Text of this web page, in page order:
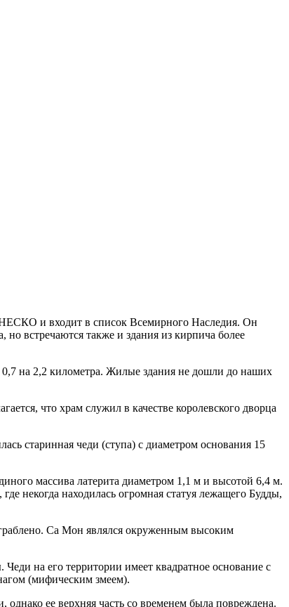
и входит в список Всемирного Наследия. Он
но встречаются также и здания из кирпича более
0,7 на 2,2 километра. Жилые здания не дошли до наших
что храм служил в качестве королевского дворца
старинная чеди (ступа) с диаметром основания 15
массива латерита диаметром 1,1 м и высотой 6,4 м.
некогда находилась огромная статуя лежащего Будды,
Са Мон являлся окруженным высоким
на его территории имеет квадратное основание с
(мифическим змеем).
ее верхняя часть со временем была повреждена.